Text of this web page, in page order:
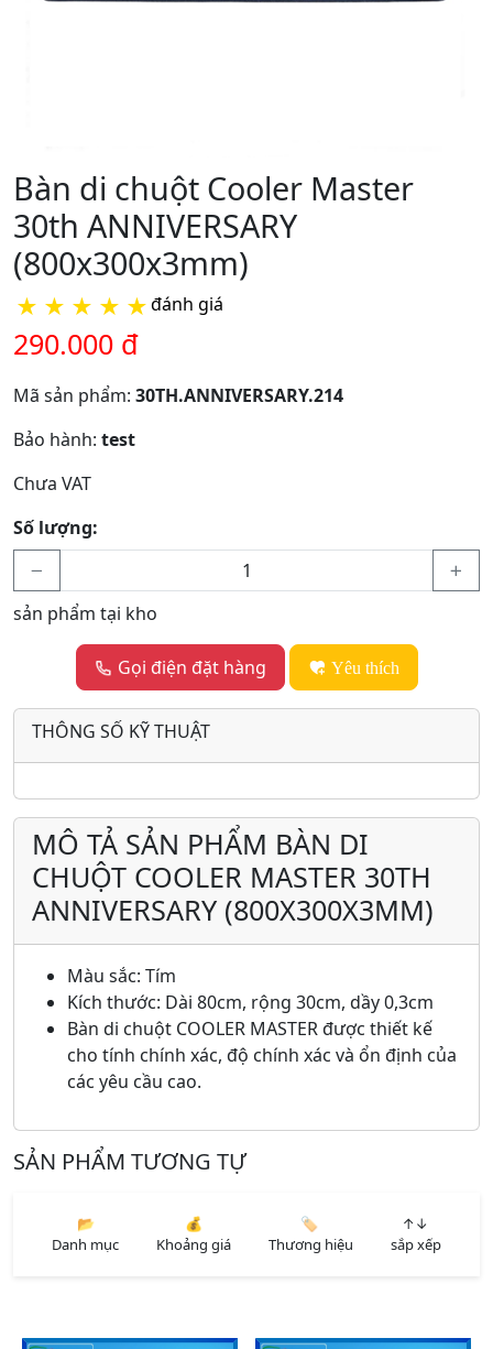
Bàn di chuột Cooler Master
30th ANNIVERSARY
(800x300x3mm)
★ ★ ★ ★ ★đánh giá
290.000 đ
Mã sản phẩm: 30TH.ANNIVERSARY.214
Bảo hành: test
Chưa VAT
Số lượng:
sản phẩm tại kho
Gọi điện đặt hàng Yêu thích
THÔNG SỐ KỸ THUẬT
MÔ TẢ SẢN PHẨM BÀN DI
CHUỘT COOLER MASTER 30TH
ANNIVERSARY (800X300X3MM)
Màu sắc: Tím
Kích thước: Dài 80cm, rộng 30cm, dầy 0,3cm
Bàn di chuột COOLER MASTER được thiết kế
cho tính chính xác, độ chính xác và ổn định của
các yêu cầu cao.
SẢN PHẨM TƯƠNG TỰ
📂
Danh mục
💰
Khoảng giá
🏷️
Thương hiệu
↑↓
sắp xếp